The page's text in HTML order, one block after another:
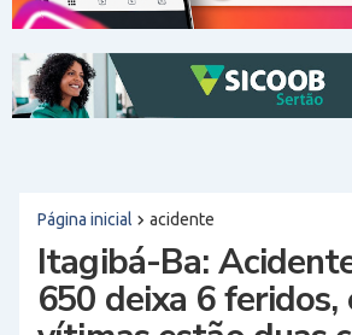
Página inicial acidente
Itagibá-Ba:
650 deixa 6 feridos,